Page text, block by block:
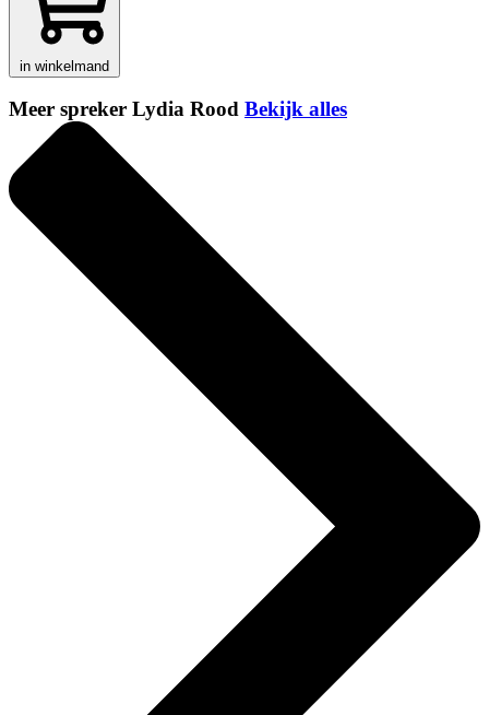
in winkelmand
Meer spreker Lydia Rood Bekijk alles